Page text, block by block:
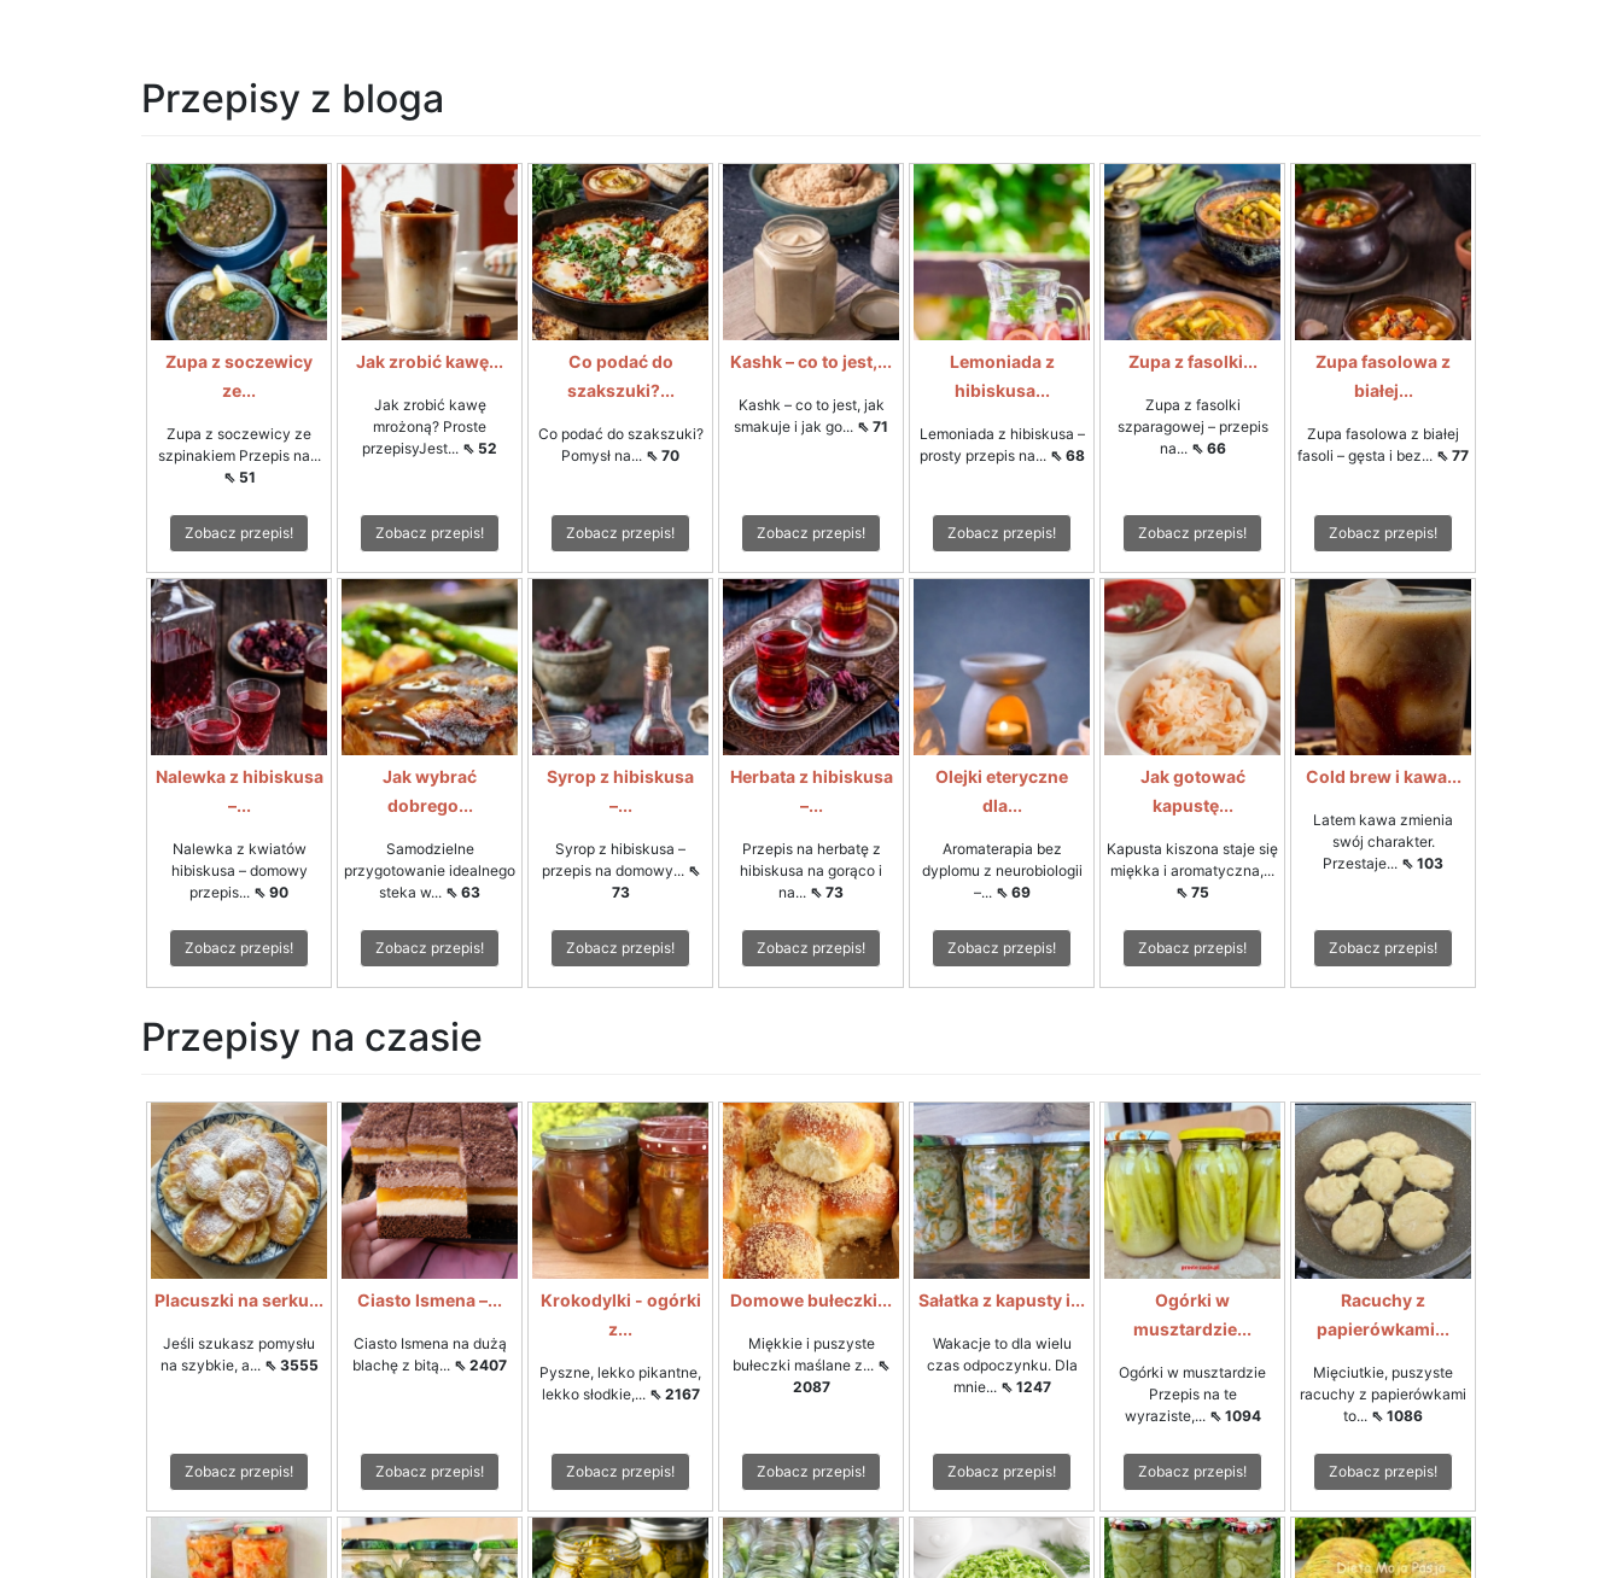
Przepisy z bloga
Zupa z soczewicy
ze...
Zupa z soczewicy ze
szpinakiem Przepis na...
⇖ 51
Zobacz przepis!
Jak zrobić kawę...
Jak zrobić kawę
mrożoną? Proste
przepisyJest... ⇖ 52
Zobacz przepis!
Co podać do
szakszuki?...
Co podać do szakszuki?
Pomysł na... ⇖ 70
Zobacz przepis!
Kashk – co to jest,...
Kashk – co to jest, jak
smakuje i jak go... ⇖ 71
Zobacz przepis!
Lemoniada z
hibiskusa...
Lemoniada z hibiskusa –
prosty przepis na... ⇖ 68
Zobacz przepis!
Zupa z fasolki...
Zupa z fasolki
szparagowej – przepis
na... ⇖ 66
Zobacz przepis!
Zupa fasolowa z
białej...
Zupa fasolowa z białej
fasoli – gęsta i bez... ⇖ 77
Zobacz przepis!
Nalewka z hibiskusa
–...
Nalewka z kwiatów
hibiskusa – domowy
przepis... ⇖ 90
Zobacz przepis!
Jak wybrać
dobrego...
Samodzielne
przygotowanie idealnego
steka w... ⇖ 63
Zobacz przepis!
Syrop z hibiskusa
–...
Syrop z hibiskusa –
przepis na domowy... ⇖
73
Zobacz przepis!
Herbata z hibiskusa
–...
Przepis na herbatę z
hibiskusa na gorąco i
na... ⇖ 73
Zobacz przepis!
Olejki eteryczne
dla...
Aromaterapia bez
dyplomu z neurobiologii
–... ⇖ 69
Zobacz przepis!
Jak gotować
kapustę...
Kapusta kiszona staje się
miękka i aromatyczna,...
⇖ 75
Zobacz przepis!
Cold brew i kawa...
Latem kawa zmienia
swój charakter.
Przestaje... ⇖ 103
Zobacz przepis!
Przepisy na czasie
Placuszki na serku...
Jeśli szukasz pomysłu
na szybkie, a... ⇖ 3555
Zobacz przepis!
Ciasto Ismena –...
Ciasto Ismena na dużą
blachę z bitą... ⇖ 2407
Zobacz przepis!
Krokodylki - ogórki
z...
Pyszne, lekko pikantne,
lekko słodkie,... ⇖ 2167
Zobacz przepis!
Domowe bułeczki...
Miękkie i puszyste
bułeczki maślane z... ⇖
2087
Zobacz przepis!
Sałatka z kapusty i...
Wakacje to dla wielu
czas odpoczynku. Dla
mnie... ⇖ 1247
Zobacz przepis!
Ogórki w
musztardzie...
Ogórki w musztardzie
Przepis na te
wyraziste,... ⇖ 1094
Zobacz przepis!
Racuchy z
papierówkami...
Mięciutkie, puszyste
racuchy z papierówkami
to... ⇖ 1086
Zobacz przepis!